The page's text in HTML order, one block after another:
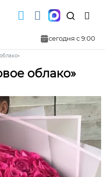
сегодня с 9:00
облако»